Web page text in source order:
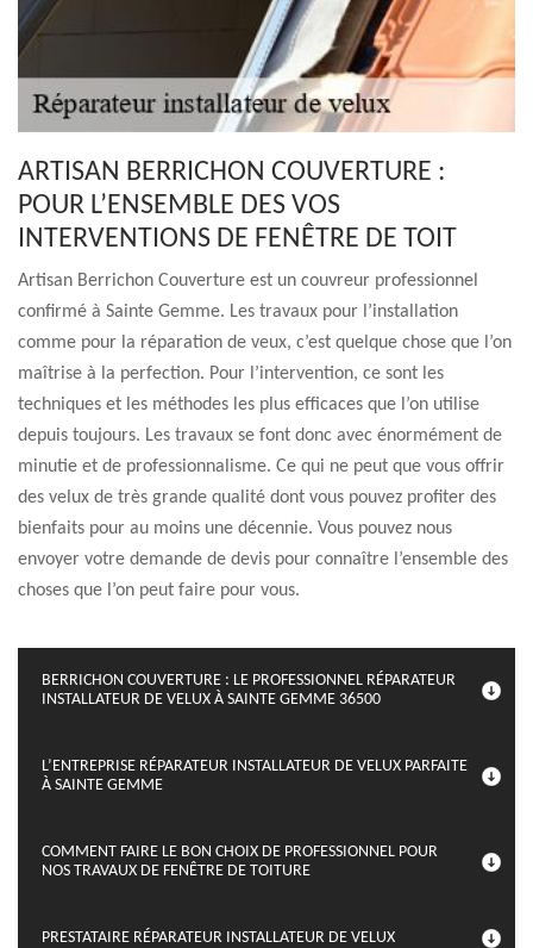
ARTISAN BERRICHON COUVERTURE :
POUR L’ENSEMBLE DES VOS
INTERVENTIONS DE FENÊTRE DE TOIT
Artisan Berrichon Couverture est un couvreur professionnel
confirmé à Sainte Gemme. Les travaux pour l’installation
comme pour la réparation de veux, c’est quelque chose que l’on
maîtrise à la perfection. Pour l’intervention, ce sont les
techniques et les méthodes les plus efficaces que l’on utilise
depuis toujours. Les travaux se font donc avec énormément de
minutie et de professionnalisme. Ce qui ne peut que vous offrir
des velux de très grande qualité dont vous pouvez profiter des
bienfaits pour au moins une décennie. Vous pouvez nous
envoyer votre demande de devis pour connaître l’ensemble des
choses que l’on peut faire pour vous.
BERRICHON COUVERTURE : LE PROFESSIONNEL RÉPARATEUR
INSTALLATEUR DE VELUX À SAINTE GEMME 36500
L’ENTREPRISE RÉPARATEUR INSTALLATEUR DE VELUX PARFAITE
À SAINTE GEMME
COMMENT FAIRE LE BON CHOIX DE PROFESSIONNEL POUR
NOS TRAVAUX DE FENÊTRE DE TOITURE
PRESTATAIRE RÉPARATEUR INSTALLATEUR DE VELUX